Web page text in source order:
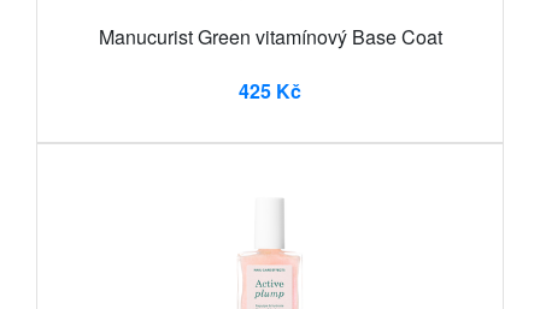
Manucurist Green vitamínový Base Coat
425 Kč